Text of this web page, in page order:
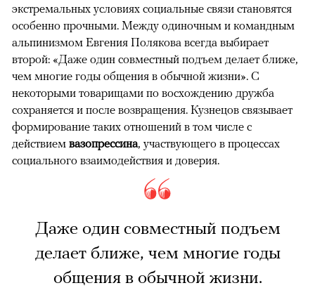
экстремальных условиях социальные связи становятся
особенно прочными. Между одиночным и командным
альпинизмом Евгения Полякова всегда выбирает
второй: «Даже один совместный подъем делает ближе,
чем многие годы общения в обычной жизни». С
некоторыми товарищами по восхождению дружба
сохраняется и после возвращения. Кузнецов связывает
формирование таких отношений в том числе с
действием вазопрессина, участвующего в процессах
социального взаимодействия и доверия.
Даже один совместный подъем
делает ближе, чем многие годы
общения в обычной жизни.